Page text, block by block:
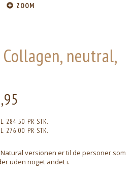
ZOOM
neutral,
284,50 PR STK.
276,00 PR STK.
versionen er til de personer som
uden noget andet i.